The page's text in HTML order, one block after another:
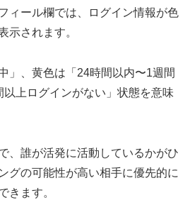
ィール欄では、ログイン情報が色
示されます。
」、黄色は「24時間以内〜1週間
以上ログインがない」状態を意味
、誰が活発に活動しているかがひ
グの可能性が高い相手に優先的に
きます。